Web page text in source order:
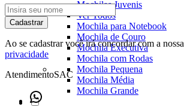
Mochilas Juvenis
Ver Todos
Mochila para Notebook
Mochila de Couro
Mochila Executiva
Mochila com Rodas
Mochila Pequena
Mochila Média
Mochila Grande
Cadastrar
Ao se cadastrar você irá concordar com a nossa
privacidade
AtendimentoSAC